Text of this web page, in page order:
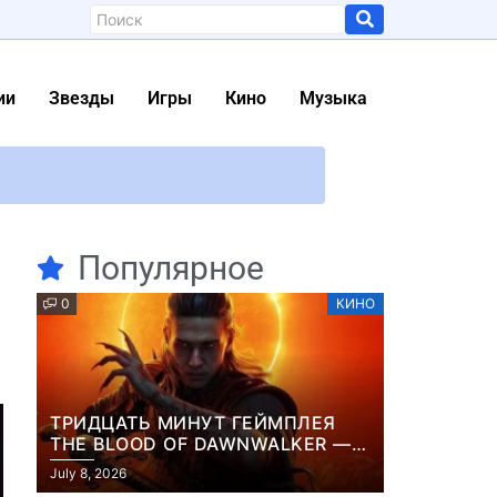
Звезды Игры Кино Музыка
там”
над ее новым фильмом (эксклюзив)
– Гриша из «Когда мы дома»
Популярное
0 КИНО
ТРИДЦАТЬ МИНУТ ГЕЙМПЛЕЯ
THE BLOOD OF DAWNWALKER —
ЖУРНАЛИСТЫ ПОКАЗАЛИ
НАЧАЛО НОВОЙ ИГРЫ ОТ
July 8, 2026